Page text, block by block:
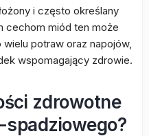
i często określany
cechom miód ten może
potraw oraz napojów,
wspomagający zdrowie.
zdrowotne